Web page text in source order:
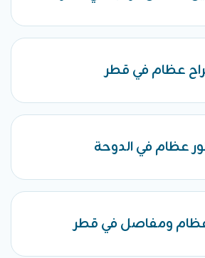
عظام في قطر
عظام في الدوحة
ومفاصل في قطر